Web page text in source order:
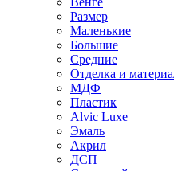
Размер
Маленькие
Большие
Средние
Отделка и
МДФ
Пластик
Alvic Luxe
Эмаль
Акрил
ДСП